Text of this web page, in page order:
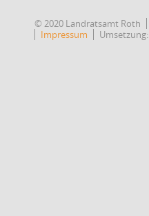
© 2020 Landratsamt Roth
Impressum
Umsetzung: